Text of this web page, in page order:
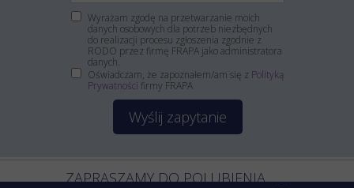
Wyrażam zgodę na przetwarzanie moich
danych osobowych dla potrzeb niezbędnych
do realizacji procesu zgłoszenia zgodnie z
RODO przez firmę FRAPA jako administratora
danych.
Oświadczam, że zapoznałem/am się z Polityką
Prywatności firmy FRAPA
Wyślij zapytanie
ZAPRASZAMY DO POLUBIENIA